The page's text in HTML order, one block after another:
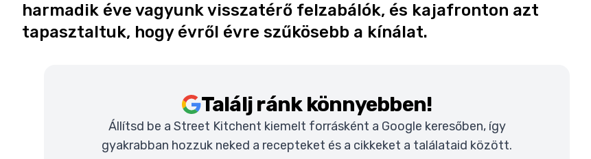
harmadik éve vagyunk visszatérő felzabálók, és kajafronton azt
tapasztaltuk, hogy évről évre szűkösebb a kínálat.
Találj ránk könnyebben!
Állítsd be a Street Kitchent kiemelt forrásként a Google keresőben, így
gyakrabban hozzuk neked a recepteket és a cikkeket a találataid között.